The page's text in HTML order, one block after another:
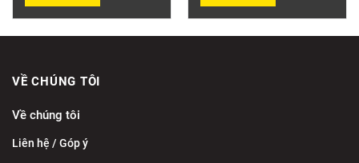
VỀ CHÚNG TÔI
Về chúng tôi
Liên hệ / Góp ý